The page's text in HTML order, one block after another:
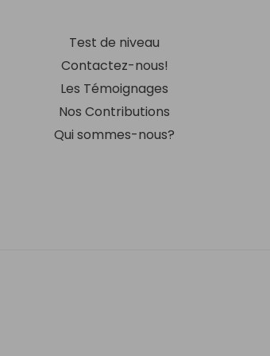
Test de niveau
Contactez-nous!
Les Témoignages
Nos Contributions
Qui sommes-nous?